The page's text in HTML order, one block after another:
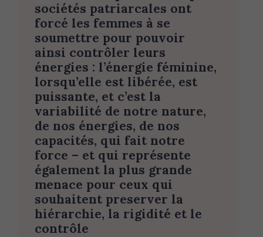
sociétés patriarcales ont
forcé les femmes à se
soumettre pour pouvoir
ainsi contrôler leurs
énergies : l’énergie féminine,
lorsqu’elle est libérée, est
puissante, et c’est la
variabilité de notre nature,
de nos énergies, de nos
capacités, qui fait notre
force – et qui représente
également la plus grande
menace pour ceux qui
souhaitent preserver la
hiérarchie, la rigidité et le
contrôle